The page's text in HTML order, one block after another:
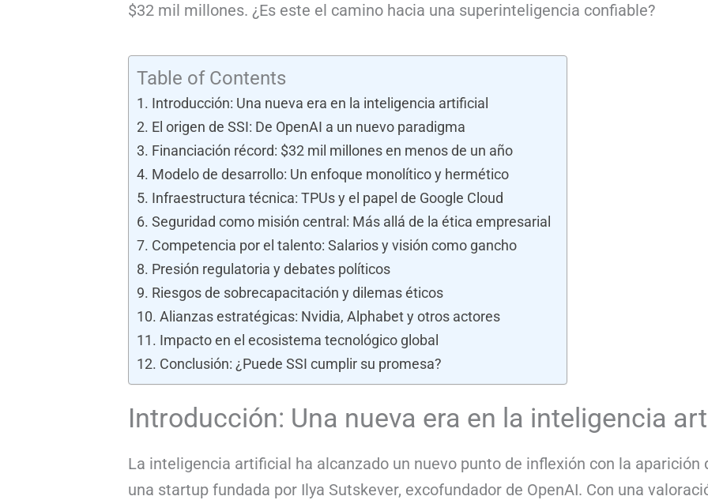
$32 mil millones. ¿Es este el camino hacia una superinteligencia confiable?
Table of Contents
Introducción: Una nueva era en la inteligencia artificial
El origen de SSI: De OpenAI a un nuevo paradigma
Financiación récord: $32 mil millones en menos de un año
Modelo de desarrollo: Un enfoque monolítico y hermético
Infraestructura técnica: TPUs y el papel de Google Cloud
Seguridad como misión central: Más allá de la ética empresarial
Competencia por el talento: Salarios y visión como gancho
Presión regulatoria y debates políticos
Riesgos de sobrecapacitación y dilemas éticos
Alianzas estratégicas: Nvidia, Alphabet y otros actores
Impacto en el ecosistema tecnológico global
Conclusión: ¿Puede SSI cumplir su promesa?
Introducción: Una nueva era en la inteligencia
La inteligencia artificial ha alcanzado un nuevo punto de inflexión con la aparición
una startup fundada por Ilya Sutskever, excofundador de OpenAI. Con una